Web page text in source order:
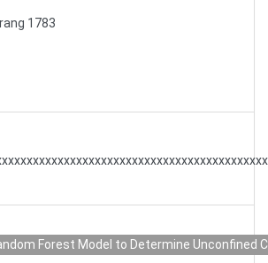
1783
Forest Model to Determine